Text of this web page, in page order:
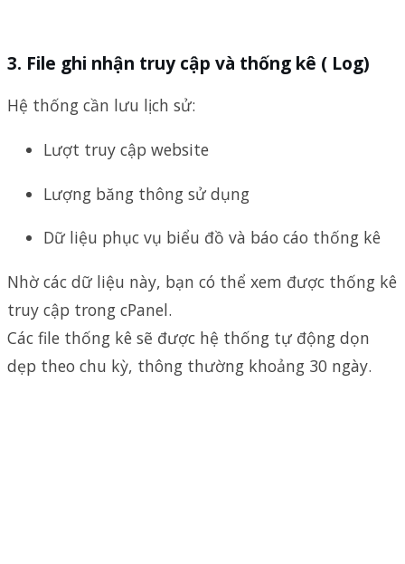
3. File ghi nhận truy cập và thống kê ( Log)
Hệ thống cần lưu lịch sử:
Lượt truy cập website
Lượng băng thông sử dụng
Dữ liệu phục vụ biểu đồ và báo cáo thống kê
Nhờ các dữ liệu này, bạn có thể xem được thống kê
truy cập trong cPanel.
Các file thống kê sẽ được hệ thống tự động dọn
dẹp theo chu kỳ, thông thường khoảng 30 ngày.